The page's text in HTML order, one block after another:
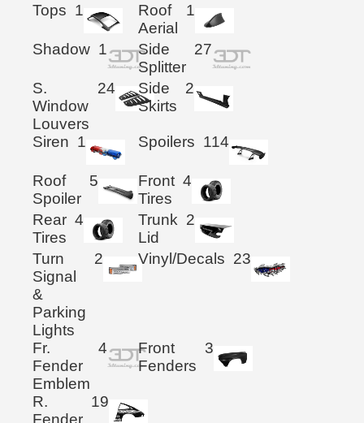
Tops 1
Roof
Aerial
1
Shadow 1
Side
Splitter
27
S.
Window
Louvers
24
Side
Skirts
2
Siren 1 Spoilers 114
Roof
Spoiler
5
Front
Tires
4
Rear
Tires
4
Trunk
Lid
2
Turn
Signal
&
Parking
Lights
2 Vinyl/Decals 23
Fr.
Fender
Emblem
4
Front
Fenders
3
R.
Fender
19